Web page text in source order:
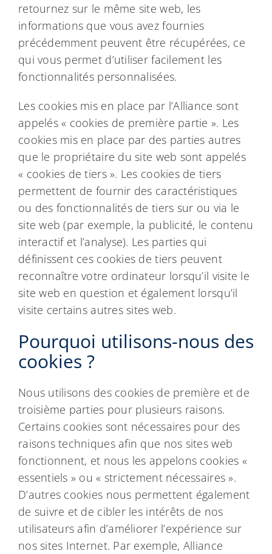
retournez sur le même site web, les
informations que vous avez fournies
précédemment peuvent être récupérées, ce
qui vous permet d’utiliser facilement les
fonctionnalités personnalisées.
Les cookies mis en place par l’Alliance sont
appelés « cookies de première partie ». Les
cookies mis en place par des parties autres
que le propriétaire du site web sont appelés
« cookies de tiers ». Les cookies de tiers
permettent de fournir des caractéristiques
ou des fonctionnalités de tiers sur ou via le
site web (par exemple, la publicité, le contenu
interactif et l’analyse). Les parties qui
définissent ces cookies de tiers peuvent
reconnaître votre ordinateur lorsqu’il visite le
site web en question et également lorsqu’il
visite certains autres sites web.
Pourquoi utilisons-nous des
cookies ?
Nous utilisons des cookies de première et de
troisième parties pour plusieurs raisons.
Certains cookies sont nécessaires pour des
raisons techniques afin que nos sites web
fonctionnent, et nous les appelons cookies «
essentiels » ou « strictement nécessaires ».
D’autres cookies nous permettent également
de suivre et de cibler les intérêts de nos
utilisateurs afin d’améliorer l’expérience sur
nos sites Internet. Par exemple, Alliance